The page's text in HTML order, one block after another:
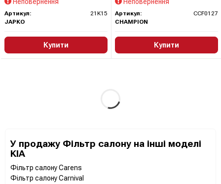
Неповернення
Артикул:
21K15
JAPKO
Купити
Неповернення
Артикул:
CCF0127
CHAMPION
Купити
У продажу Фільтр салону на інші моделі
KIA
Фільтр салону Carens
Фільтр салону Carnival